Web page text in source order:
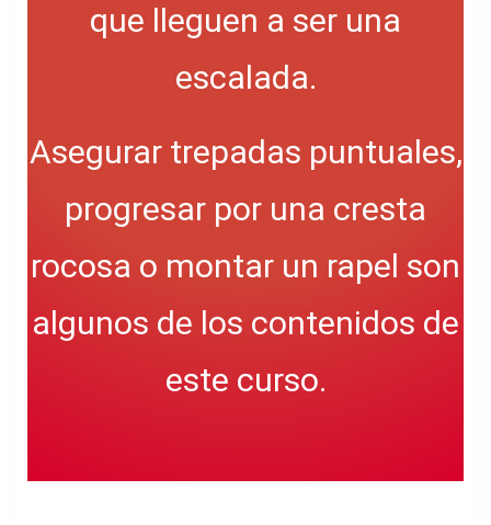
que lleguen a ser una
escalada.
Asegurar trepadas puntuales,
progresar por una cresta
rocosa o montar un rapel son
algunos de los contenidos de
este curso.